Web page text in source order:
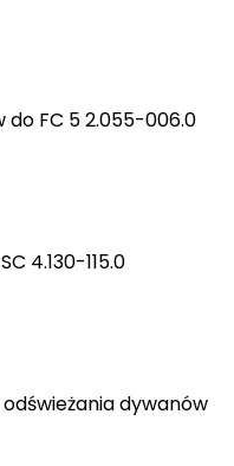
FC 5 2.055-006.0
4.130-115.0
dywanów